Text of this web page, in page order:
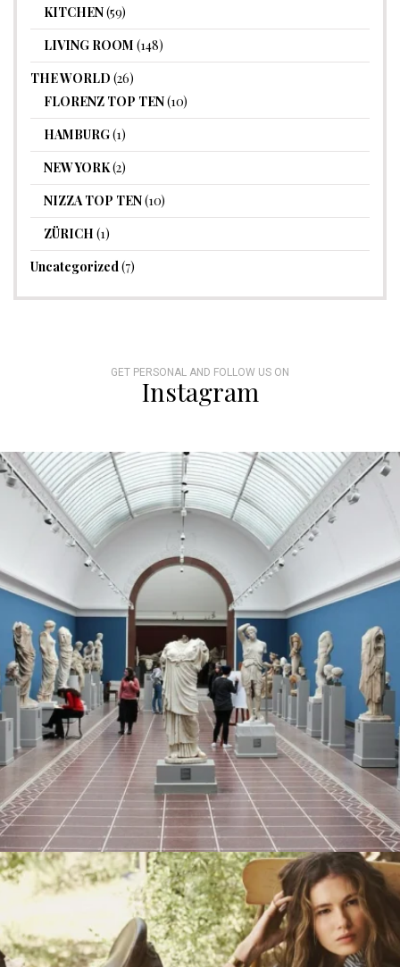
KITCHEN(59)
LIVING ROOM (148)
THE WORLD (26)
FLORENZ TOP TEN(10)
HAMBURG(1)
NEW YORK(2)
NIZZA TOP TEN(10)
ZÜRICH (1)
Uncategorized(7)
GET PERSONAL AND FOLLOW US ON
Instagram